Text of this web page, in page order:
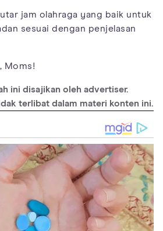
jam olahraga yang baik untuk
sesuai dengan penjelasan
Moms!
ini disajikan oleh advertiser.
terlibat dalam materi konten ini.